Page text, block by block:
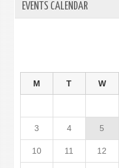
EVENTS CALENDAR
M T W
3 4 5
10 11 12